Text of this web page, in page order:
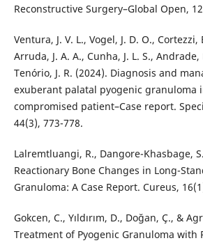
Reconstructive Surgery–Global Open,
Ventura, J. V. L., Vogel, J. D. O., Cortezzi,
Arruda, J. A. A., Cunha, J. L. S., Andrade,
Tenório, J. R. (2024). Diagnosis and
exuberant palatal pyogenic granuloma
compromised patient–Case report.
44(3), 773-778.
Lalremtluangi, R., Dangore-Khasbage,
Reactionary Bone Changes in Long-
Granuloma: A Case Report. Cureus,
Gokcen, C., Yıldırım, D., Doğan, Ç., &
Treatment of Pyogenic Granuloma with